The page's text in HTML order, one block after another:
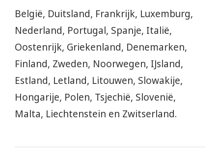
België, Duitsland, Frankrijk, Luxemburg,
Nederland, Portugal, Spanje, Italië,
Oostenrijk, Griekenland, Denemarken,
Finland, Zweden, Noorwegen, IJsland,
Estland, Letland, Litouwen, Slowakije,
Hongarije, Polen, Tsjechië, Slovenië,
Malta, Liechtenstein en Zwitserland.